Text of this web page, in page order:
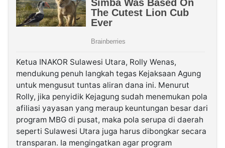
Ketua INAKOR Sulawesi Utara, Rolly Wenas,
mendukung penuh langkah tegas Kejaksaan Agung
untuk mengusut tuntas aliran dana ini. Menurut
Rolly, jika penyidik Kejagung sudah menemukan pola
afiliasi yayasan yang meraup keuntungan besar dari
program MBG di pusat, maka pola serupa di daerah
seperti Sulawesi Utara juga harus dibongkar secara
transparan. Ia mengingatkan agar program